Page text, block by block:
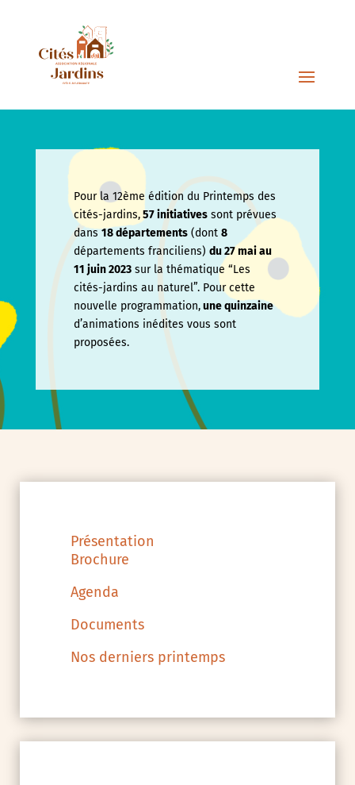
Pour la 12ème édition du Printemps des
cités-jardins,57 initiativessont prévues
dans18 départements(dont 8
départements franciliens) du 27 mai au
11 juin2023sur la thématique “Les
cités-jardins au naturel”. Pour cette
nouvelle programmation,une quinzaine
d’animations inédites vous sont
proposées.
Présentation
Brochure
Agenda
Documents
Nos derniers printemps